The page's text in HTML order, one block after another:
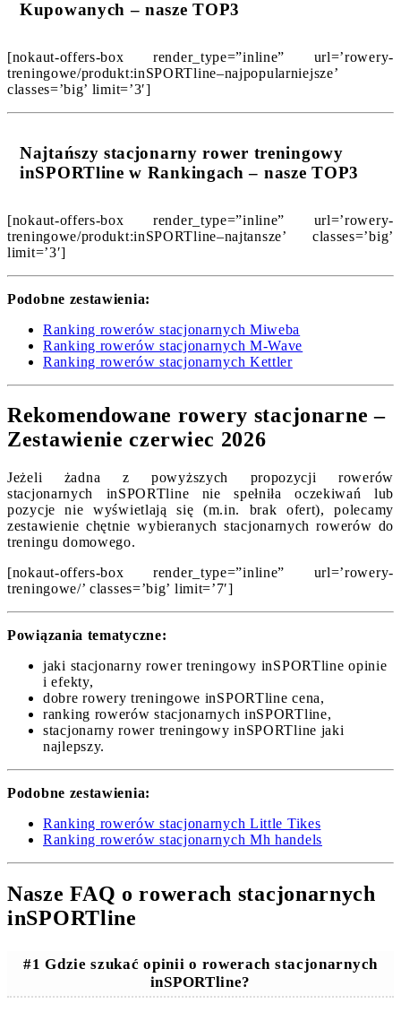
Kupowanych – nasze TOP3
[nokaut-offers-box render_type=”inline” url=’rowery-
treningowe/produkt:inSPORTline–najpopularniejsze’
classes=’big’ limit=’3′]
Najtańszy stacjonarny rower treningowy
inSPORTline w Rankingach – nasze TOP3
[nokaut-offers-box render_type=”inline” url=’rowery-
treningowe/produkt:inSPORTline–najtansze’ classes=’big’
limit=’3′]
Podobne zestawienia:
Ranking rowerów stacjonarnych Miweba
Ranking rowerów stacjonarnych M-Wave
Ranking rowerów stacjonarnych Kettler
Rekomendowane rowery stacjonarne –
Zestawienie czerwiec 2026
Jeżeli żadna z powyższych propozycji rowerów
stacjonarnych inSPORTline nie spełniła oczekiwań lub
pozycje nie wyświetlają się (m.in. brak ofert), polecamy
zestawienie chętnie wybieranych stacjonarnych rowerów do
treningu domowego.
[nokaut-offers-box render_type=”inline” url=’rowery-
treningowe/’ classes=’big’ limit=’7′]
Powiązania tematyczne:
jaki stacjonarny rower treningowy inSPORTline opinie
i efekty,
dobre rowery treningowe inSPORTline cena,
ranking rowerów stacjonarnych inSPORTline,
stacjonarny rower treningowy inSPORTline jaki
najlepszy.
Podobne zestawienia:
Ranking rowerów stacjonarnych Little Tikes
Ranking rowerów stacjonarnych Mh handels
Nasze FAQ o rowerach stacjonarnych
inSPORTline
#1 Gdzie szukać opinii o rowerach stacjonarnych
inSPORTline?